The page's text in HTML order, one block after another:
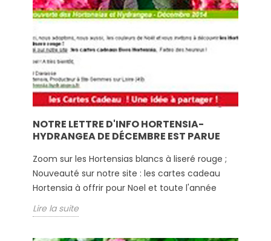
NOTRE LETTRE D'INFO HORTENSIA-
HYDRANGEA DE DÉCEMBRE EST PARUE
Zoom sur les Hortensias blancs à liseré rouge ;
Nouveauté sur notre site : les cartes cadeau
Hortensia à offrir pour Noel et toute l'année
Lire la suite